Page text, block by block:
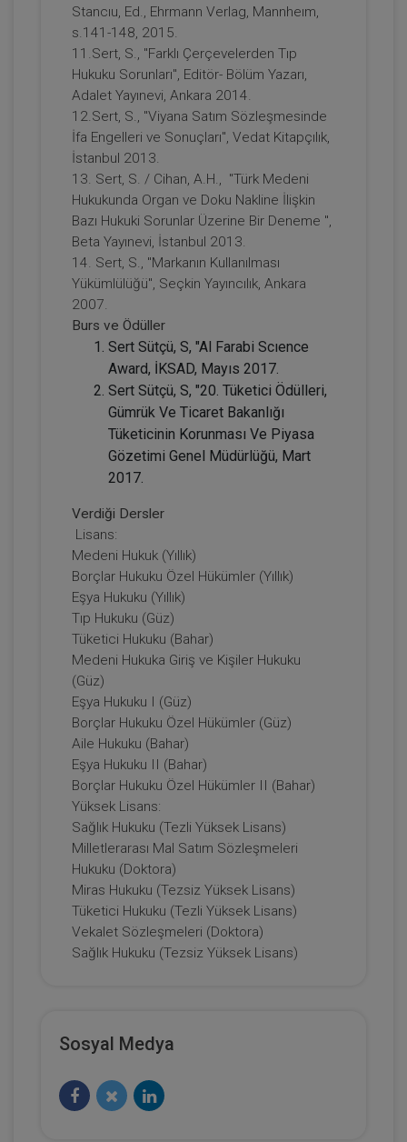
Taşınmaz Hukuku - I ve Ayni Haklar - II.
Medeni Hukuk Kongresi - V. Oturum
Video Kaydı
360 TL
Tüketici Hukuku Enstitüsü
Taşınmaz Hukuku - II - II. Medeni Hukuk
Kongresi - VI. Oturum Video Kaydı
360 TL Sepete Ekle
Tüketici Hukuku Enstitüsü
Çocuk Hukuku - II. Medeni Hukuk
Kongresi - IV. Oturum Video Kaydı
360 TL Sepete Ekle
Stancıu, Ed., Ehrmann Verlag, Mannheım,
s.141-148, 2015.
11.Sert, S., "Farklı Çerçevelerden Tıp
Hukuku Sorunları", Editör- Bölüm Yazarı,
Adalet Yayınevi, Ankara 2014.
12.Sert, S., "Viyana Satım Sözleşmesinde
İfa Engelleri ve Sonuçları", Vedat Kitapçılık,
İstanbul 2013.
13. Sert, S. / Cihan, A.H., "Türk Medeni
Hukukunda Organ ve Doku Nakline İlişkin
Bazı Hukuki Sorunlar Üzerine Bir Deneme ",
Beta Yayınevi, İstanbul 2013.
14. Sert, S., "Markanın Kullanılması
Yükümlülüğü", Seçkin Yayıncılık, Ankara
2007.
Burs ve Ödüller
Sert Sütçü, S, "Al Farabi Scıence
Award, İKSAD, Mayıs 2017.
Sert Sütçü, S, "20. Tüketici Ödülleri,
Gümrük Ve Ticaret Bakanlığı
Tüketicinin Korunması Ve Piyasa
Gözetimi Genel Müdürlüğü, Mart
2017.
Verdiği Dersler
Lisans:
Medeni Hukuk (Yıllık)
Borçlar Hukuku Özel Hükümler (Yıllık)
Eşya Hukuku (Yıllık)
Tıp Hukuku (Güz)
Tüketici Hukuku (Bahar)
Medeni Hukuka Giriş ve Kişiler Hukuku
(Güz)
Eşya Hukuku I (Güz)
Borçlar Hukuku Özel Hükümler (Güz)
Aile Hukuku (Bahar)
Eşya Hukuku II (Bahar)
Borçlar Hukuku Özel Hükümler II (Bahar)
Yüksek Lisans:
Sağlık Hukuku (Tezli Yüksek Lisans)
Milletlerarası Mal Satım Sözleşmeleri
Hukuku (Doktora)
Miras Hukuku (Tezsiz Yüksek Lisans)
Tüketici Hukuku (Tezli Yüksek Lisans)
Vekalet Sözleşmeleri (Doktora)
Sağlık Hukuku (Tezsiz Yüksek Lisans)
Sosyal Medya